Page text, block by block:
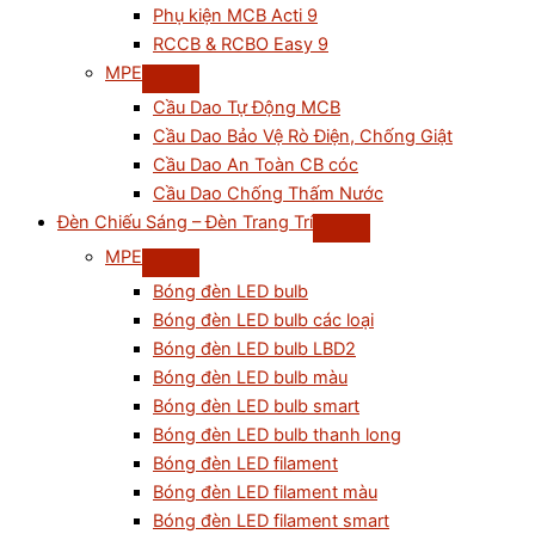
Phụ kiện MCB Acti 9
RCCB & RCBO Easy 9
MPE
Cầu Dao Tự Động MCB
Cầu Dao Bảo Vệ Rò Điện, Chống Giật
Cầu Dao An Toàn CB cóc
Cầu Dao Chống Thấm Nước
Đèn Chiếu Sáng – Đèn Trang Trí
MPE
Bóng đèn LED bulb
Bóng đèn LED bulb các loại
Bóng đèn LED bulb LBD2
Bóng đèn LED bulb màu
Bóng đèn LED bulb smart
Bóng đèn LED bulb thanh long
Bóng đèn LED filament
Bóng đèn LED filament màu
Bóng đèn LED filament smart